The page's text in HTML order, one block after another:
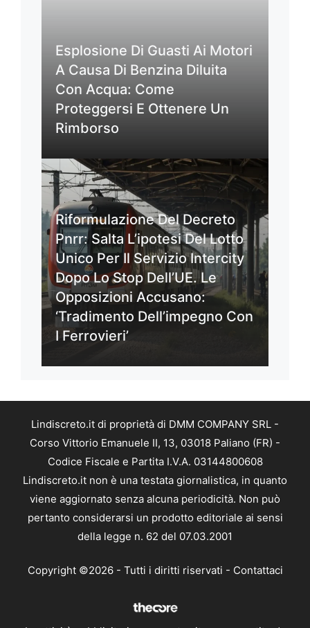
Esplosione Di Guasti Ai Motori
A Causa Di Benzina Diluita
Con Acqua: Come
Proteggersi E Ottenere Un
Rimborso
Riformulazione Del Decreto
Pnrr: Salta L’ipotesi Del Lotto
Unico Per Il Servizio Intercity
Dopo Lo Stop Dell’UE. Le
Opposizioni Accusano:
‘Tradimento Dell’impegno Con
I Ferrovieri’
Lindiscreto.it di proprietà di DMM COMPANY SRL -
Corso Vittorio Emanuele II, 13, 03018 Paliano (FR) -
Codice Fiscale e Partita I.V.A. 03144800608
Lindiscreto.it non è una testata giornalistica, in quanto
viene aggiornato senza alcuna periodicità. Non può
pertanto considerarsi un prodotto editoriale ai sensi
della legge n. 62 del 07.03.2001
Copyright ©2026 - Tutti i diritti riservati - Contattaci